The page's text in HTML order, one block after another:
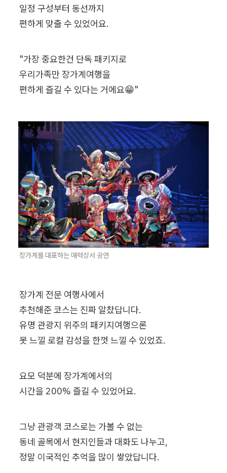
일정 구성부터 동선까지
편하게 맞출 수 있었어요.
"가장 중요한건 단독 패키지로
우리가족만 장가계여행을
편하게 즐길 수 있다는 거에요😁"
장가계를 대표하는 매력상서 공연
장가계 전문 여행사에서
추천해준 코스는 진짜 알찼답니다.
유명 관광지 위주의 패키지여행으론
못 느낄 로컬 감성을 한껏 느낄 수 있었죠.
요모 덕분에 장가계에서의
시간을 200% 즐길 수 있었어요.
그냥 관광객 코스로는 가볼 수 없는
동네 골목에서 현지인들과 대화도 나누고,
정말 이국적인 추억을 많이 쌓았답니다.